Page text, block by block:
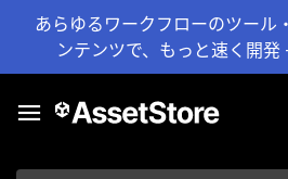
あらゆるワークフローのツール
ンテンツで、もっと速く開発